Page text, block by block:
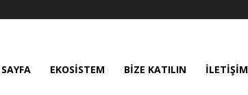
EKOSISTEM BIZE KATILIN İLETIŞIM